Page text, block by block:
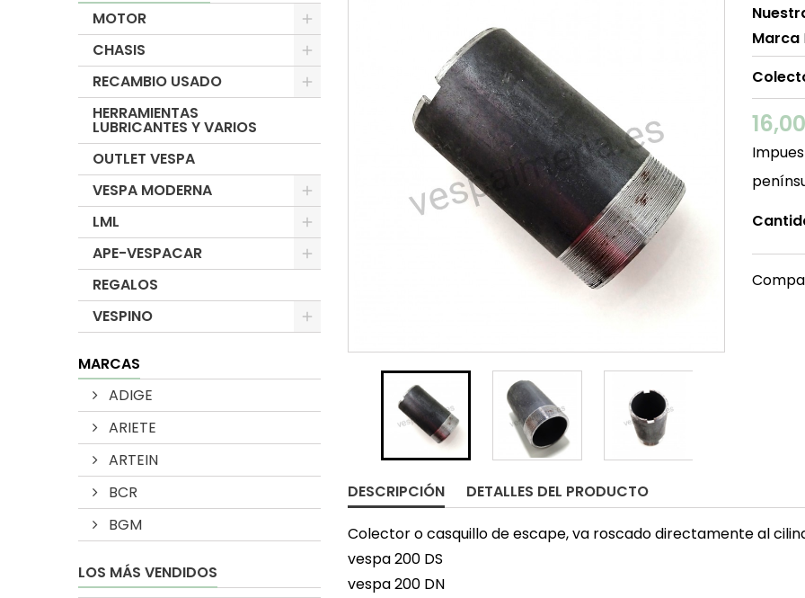
MOTOR
CHASIS
RECAMBIO USADO
HERRAMIENTAS
LUBRICANTES Y VARIOS
OUTLET VESPA
VESPA MODERNA
LML
APE-VESPACAR
REGALOS
VESPINO
MARCAS
ADIGE
ARIETE
ARTEIN
BCR
BGM
LOS MÁS VENDIDOS
Marca
DESCRIPCIÓN DETALLES DEL PRODUCTO
Colector o casquillo de escape, va roscado directamente al
vespa 200 DS
vespa 200 DN